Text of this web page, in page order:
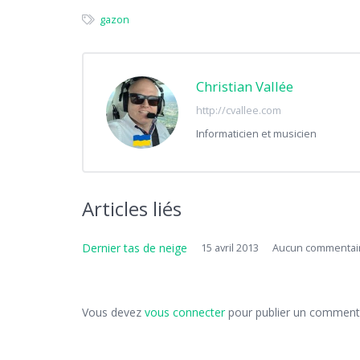
gazon
Christian Vallée
http://cvallee.com
Informaticien et musicien
Articles liés
Dernier tas de neige 15 avril 2013 Aucun
Vous devez vous connecterpour publier un